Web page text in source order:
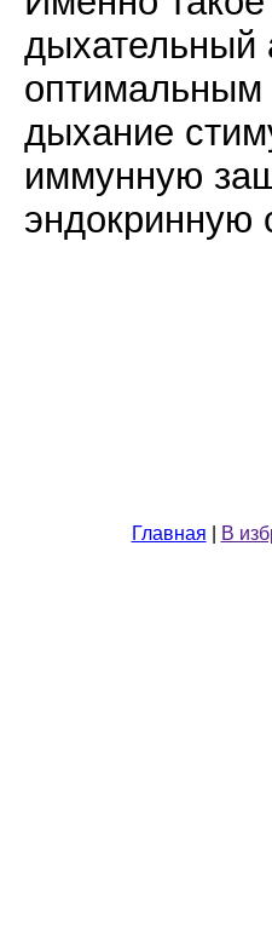
дыхательный
оптимальным
дыхание
иммунную
эндокринную
Главная В